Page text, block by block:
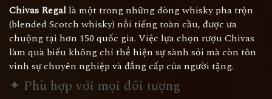
Chivas Regallà một trong những dòng whisky pha trộn
(blended Scotch whisky) nổi tiếng toàn cầu, được ưa
chuộng tại hơn 150 quốc gia. Việc lựa chọn rượu Chivas
làm quà biếu không chỉ thể hiện sự sành sỏi mà còn tôn
vinh sự chuyên nghiệp và đẳng cấp của người tặng.
✦ Phù hợp với mọi đối tượng